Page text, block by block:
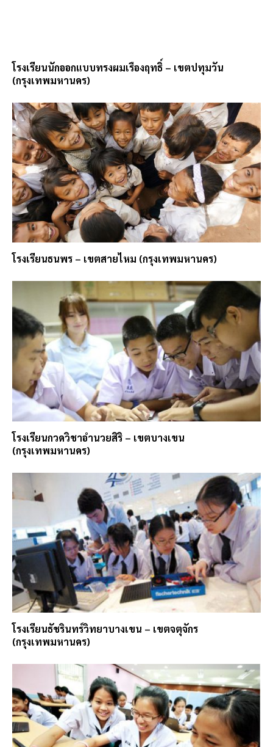
โรงเรียนนักออกแบบทรงผมเรืองฤทธิ์ – เขตปทุมวัน
(กรุงเทพมหานคร)
โรงเรียนธนพร – เขตสายไหม (กรุงเทพมหานคร)
โรงเรียนกวดวิชาอำนวยสิริ – เขตบางเขน
(กรุงเทพมหานคร)
โรงเรียนธัชรินทร์วิทยาบางเขน – เขตจตุจักร
(กรุงเทพมหานคร)